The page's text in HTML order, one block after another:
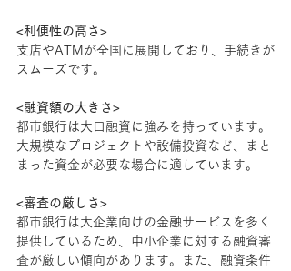
<利便性の高さ>
支店やATMが全国に展開しており、手続きが
スムーズです。
<融資額の大きさ>
都市銀行は大口融資に強みを持っています。
大規模なプロジェクトや設備投資など、まと
まった資金が必要な場合に適しています。
<審査の厳しさ>
都市銀行は大企業向けの金融サービスを多く
提供しているため、中小企業に対する融資審
査が厳しい傾向があります。また、融資条件